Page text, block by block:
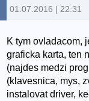
01.07.2016 | 22:31
K tym ovladacom,
graficka karta, ten
(najdes medzi
(klavesnica, mys,
instalovat driver,